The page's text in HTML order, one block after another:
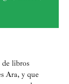
de libros
Ara, y que